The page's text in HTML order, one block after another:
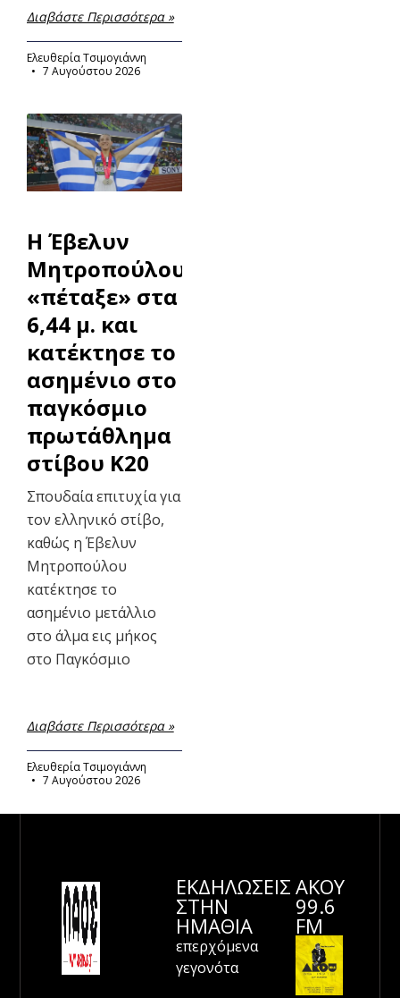
Διαβάστε Περισσότερα »
Ελευθερία Τσιμογιάννη
7 Αυγούστου 2026
Η Έβελυν
Μητροπούλου
«πέταξε» στα
6,44 μ. και
κατέκτησε το
ασημένιο στο
παγκόσμιο
πρωτάθλημα
στίβου Κ20
Σπουδαία επιτυχία για
τον ελληνικό στίβο,
καθώς η Έβελυν
Μητροπούλου
κατέκτησε το
ασημένιο μετάλλιο
στο άλμα εις μήκος
στο Παγκόσμιο
Διαβάστε Περισσότερα »
Ελευθερία Τσιμογιάννη
7 Αυγούστου 2026
ΕΚΔΗΛΩΣΕΙΣ
ΣΤΗΝ
ΗΜΑΘΊΑ
επερχόμενα
γεγονότα
ΑΚΟΥ
99.6
FM